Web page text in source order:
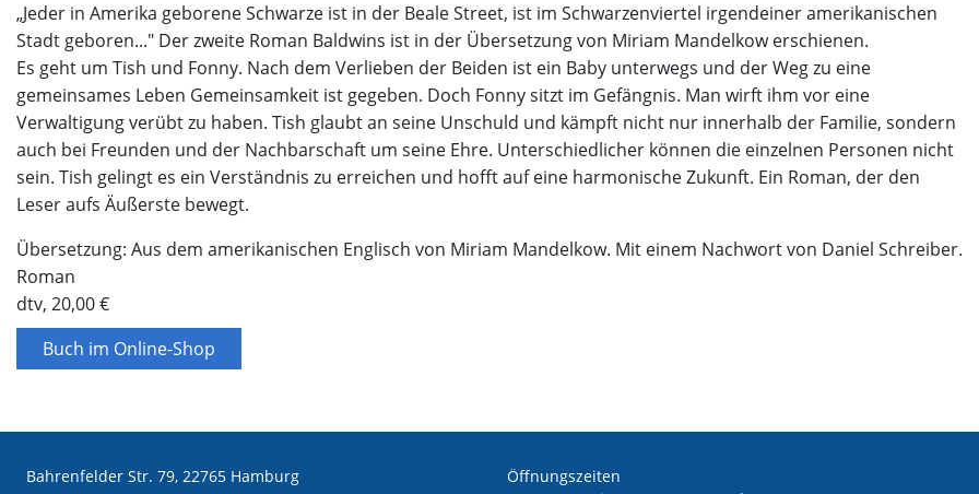
„Jeder in Amerika geborene Schwarze ist in der Beale Street, ist im Schwarzenviertel irgendeiner amerikanischen
Stadt geboren..." Der zweite Roman Baldwins ist in der Übersetzung von Miriam Mandelkow erschienen.
Es geht um Tish und Fonny. Nach dem Verlieben der Beiden ist ein Baby unterwegs und der Weg zu eine
gemeinsames Leben Gemeinsamkeit ist gegeben. Doch Fonny sitzt im Gefängnis. Man wirft ihm vor eine
Verwaltigung verübt zu haben. Tish glaubt an seine Unschuld und kämpft nicht nur innerhalb der Familie, sondern
auch bei Freunden und der Nachbarschaft um seine Ehre. Unterschiedlicher können die einzelnen Personen nicht
sein. Tish gelingt es ein Verständnis zu erreichen und hofft auf eine harmonische Zukunft. Ein Roman, der den
Leser aufs Äußerste bewegt.
Übersetzung: Aus dem amerikanischen Englisch von Miriam Mandelkow. Mit einem Nachwort von Daniel Schreiber.
Roman
dtv, 20,00 €
Buch im Online-Shop
Bahrenfelder Str. 79, 22765 Hamburg
Öffnungszeiten